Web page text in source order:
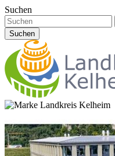
Suchen
Suchen